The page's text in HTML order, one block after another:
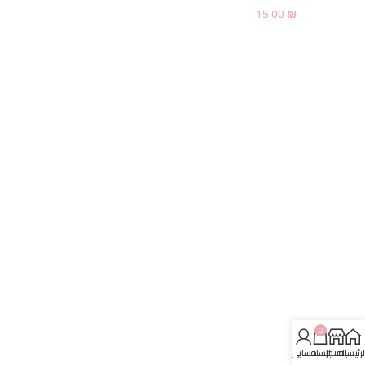
15.00₪
المتجر
0
السلةحسابي